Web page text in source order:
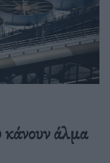
κάνουν άλμα